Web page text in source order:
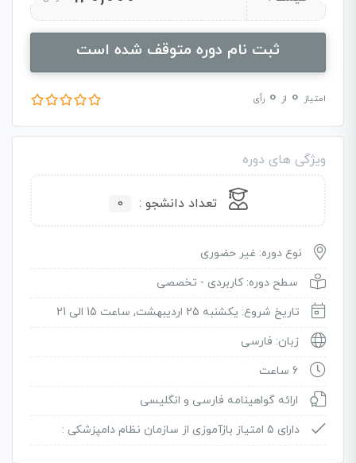
ثبت نام دوره متوقف شده است
امتیاز 0 از 0 رأی
ویژگی های دوره
تعداد دانشجو : 0
نوع دوره: غیر حضوری
سطح دوره: کاربردی - تخصصی
تاریخ شروع: یکشنبه 25 اردیبهشت, ساعت 15 الی 21
زبان: فارسی
6 ساعت
ارائه گواهینامه فارسی و انگلیسی
دارای 5 امتیاز بازآموزی از سازمان نظام دامپزشکی :